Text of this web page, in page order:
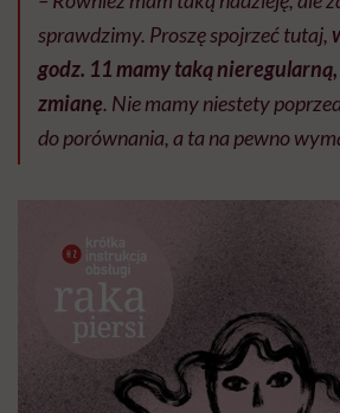
sprawdzimy. Proszę spojrzeć tutaj,
godz. 11 mamy taką
zmianę. Nie mamy niestety
do porównania, a ta na pewno